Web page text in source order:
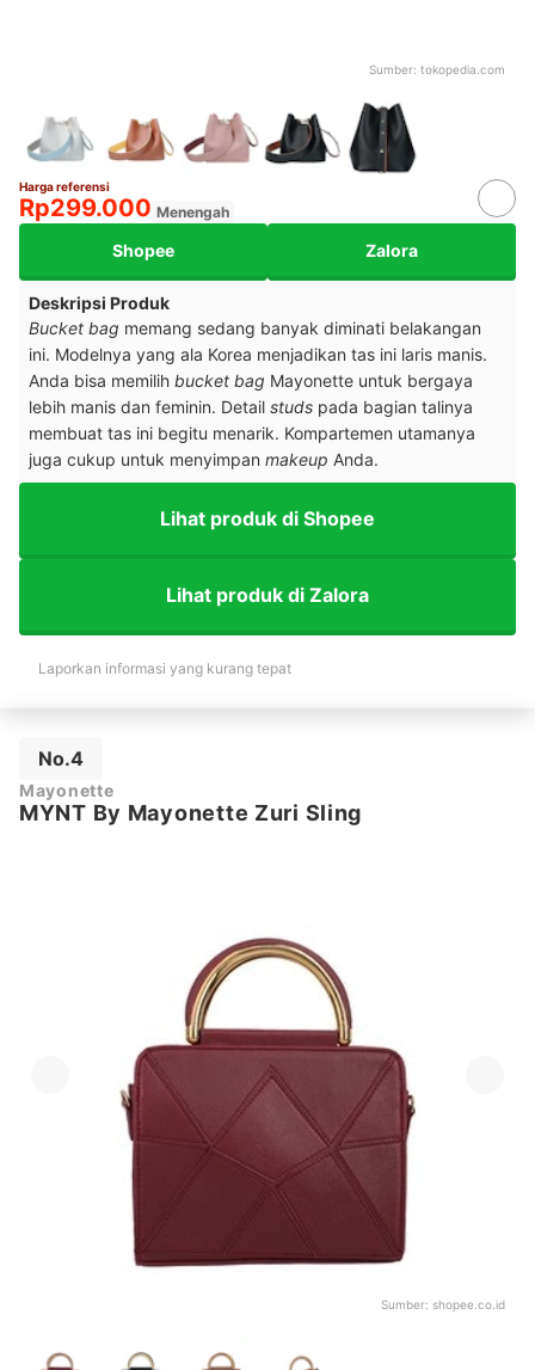
Sumber: tokopedia.com
Harga referensi
Rp299.000 Menengah
Shopee Zalora
Deskripsi Produk
Bucket bag memang sedang banyak diminati belakangan
ini. Modelnya yang ala Korea menjadikan tas ini laris manis.
Anda bisa memilih bucket bag Mayonette untuk bergaya
lebih manis dan feminin. Detail studs pada bagian talinya
membuat tas ini begitu menarik. Kompartemen utamanya
juga cukup untuk menyimpan makeup Anda.
Lihat produk di Shopee
Lihat produk di Zalora
Laporkan informasi yang kurang tepat
No.4
Mayonette
MYNT By Mayonette Zuri Sling
Sumber: shopee.co.id